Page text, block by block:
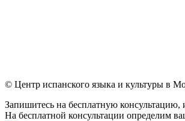
© Центр испанского языка и культуры в
Запишитесь на бесплатную
На бесплатной консультации определим